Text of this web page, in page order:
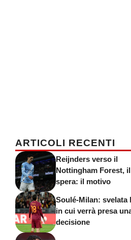
ARTICOLI RECENTI
Reijnders verso il
Nottingham Forest,
spera: il motivo
Soulé-Milan: svelata
in cui verrà presa
decisione